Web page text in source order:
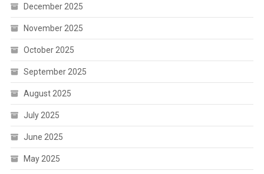
December 2025
November 2025
October 2025
September 2025
August 2025
July 2025
June 2025
May 2025